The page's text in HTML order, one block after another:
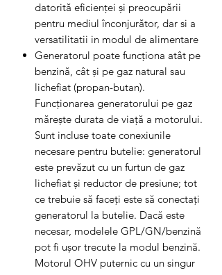
datorită eficienței și preocupării
pentru mediul înconjurător, dar si a
versatilitatii in modul de alimentare
Generatorul poate funcționa atât pe
benzină, cât și pe gaz natural sau
lichefiat (propan-butan).
Funcționarea generatorului pe gaz
mărește durata de viață a motorului.
Sunt incluse toate conexiunile
necesare pentru butelie: generatorul
este prevăzut cu un furtun de gaz
lichefiat și reductor de presiune; tot
ce trebuie să faceți este să conectați
generatorul la butelie. Dacă este
necesar, modelele GPL/GN/benzină
pot fi ușor trecute la modul benzină.
Motorul OHV puternic cu un singur